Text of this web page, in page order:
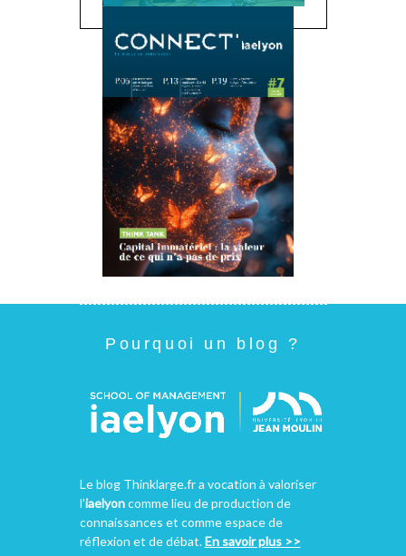
Pourquoi un blog ?
Le blog Thinklarge.fr a vocation à valoriser
l’iaelyoncomme lieu de production de
connaissances et comme espace de
réflexion et de débat.En savoir plus >>